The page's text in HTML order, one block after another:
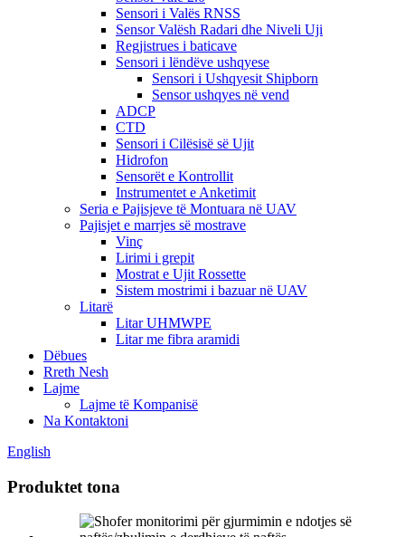
Sensori i Valës RNSS
Sensor Valësh Radari dhe Niveli Uji
Regjistrues i baticave
Sensori i lëndëve ushqyese
Sensori i Ushqyesit Shipborn
Sensor ushqyes në vend
ADCP
CTD
Sensori i Cilësisë së Ujit
Hidrofon
Sensorët e Kontrollit
Instrumentet e Anketimit
Seria e Pajisjeve të Montuara në UAV
Pajisjet e marrjes së mostrave
Vinç
Lirimi i grepit
Mostrat e Ujit Rossette
Sistem mostrimi i bazuar në UAV
Litarë
Litar UHMWPE
Litar me fibra aramidi
Dëbues
Rreth Nesh
Lajme
Lajme të Kompanisë
Na Kontaktoni
English
Produktet tona